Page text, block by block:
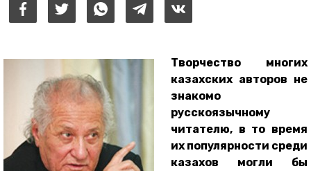
Творчество многих
казахских авторов не
знакомо
русскоязычному
читателю, в то время
их популярности среди
казахов могли бы